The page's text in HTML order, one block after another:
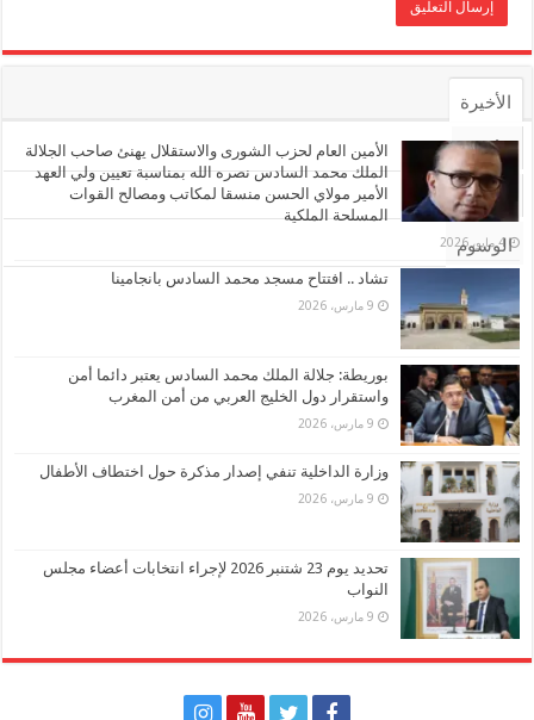
الأخيرة
الأشهر
تعليقات
الوسوم
الأمين العام لحزب الشورى والاستقلال يهنئ صاحب الجلالة
الملك محمد السادس نصره الله بمناسبة تعيين ولي العهد
الأمير مولاي الحسن منسقا لمكاتب ومصالح القوات
المسلحة الملكية
4 مايو، 2026
تشاد .. افتتاح مسجد محمد السادس بانجامينا
9 مارس، 2026
بوريطة: جلالة الملك محمد السادس يعتبر دائما أمن
واستقرار دول الخليج العربي من أمن المغرب
9 مارس، 2026
وزارة الداخلية تنفي إصدار مذكرة حول اختطاف الأطفال
9 مارس، 2026
تحديد يوم 23 شتنبر 2026 لإجراء انتخابات أعضاء مجلس
النواب
9 مارس، 2026